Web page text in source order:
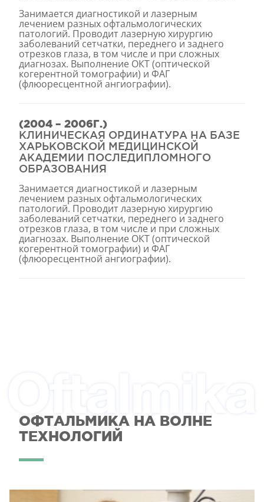
Занимается диагностикой и лазерным
лечением разных офтальмологических
патологий. Проводит лазерную хирургию
заболеваний сетчатки, переднего и заднего
отрезков глаза, в том числе и при сложных
диагнозах. Выполнение ОКТ (оптической
когерентной томографии) и ФАГ
(флюоресцентной ангиографии).
(2004 – 2006Г.)
КЛИНИЧЕСКАЯ ОРДИНАТУРА НА БАЗЕ
ХАРЬКОВСКОЙ МЕДИЦИНСКОЙ
АКАДЕМИИ ПОСЛЕДИПЛОМНОГО
ОБРАЗОВАНИЯ
Занимается диагностикой и лазерным
лечением разных офтальмологических
патологий. Проводит лазерную хирургию
заболеваний сетчатки, переднего и заднего
отрезков глаза, в том числе и при сложных
диагнозах. Выполнение ОКТ (оптической
когерентной томографии) и ФАГ
(флюоресцентной ангиографии).
ОФТАЛЬМИКА НА ВОЛНЕ
ТЕХНОЛОГИЙ